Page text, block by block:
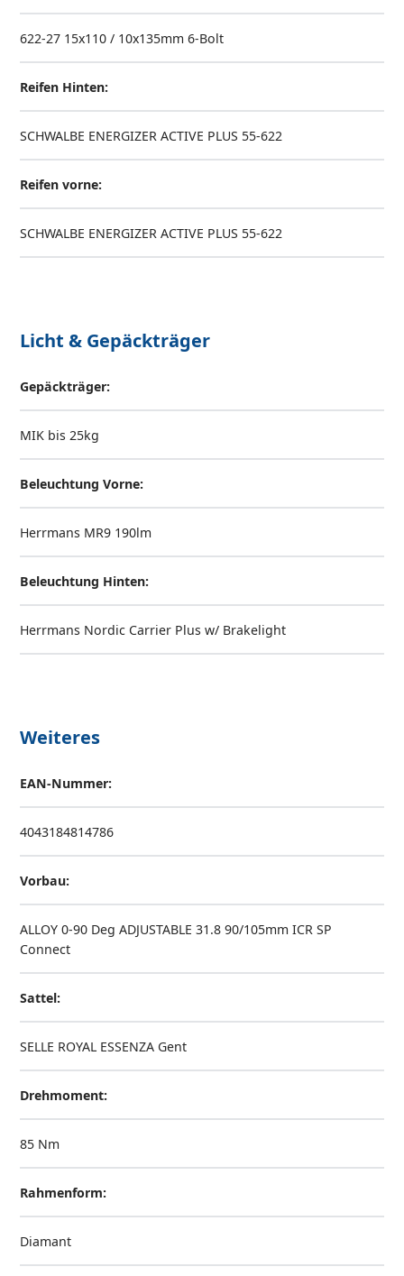
622-27 15x110 / 10x135mm 6-Bolt
Reifen Hinten:
SCHWALBE ENERGIZER ACTIVE PLUS 55-622
Reifen vorne:
SCHWALBE ENERGIZER ACTIVE PLUS 55-622
Licht & Gepäckträger
Gepäckträger:
MIK bis 25kg
Beleuchtung Vorne:
Herrmans MR9 190lm
Beleuchtung Hinten:
Herrmans Nordic Carrier Plus w/ Brakelight
Weiteres
EAN-Nummer:
4043184814786
Vorbau:
ALLOY 0-90 Deg ADJUSTABLE 31.8 90/105mm ICR SP
Connect
Sattel:
SELLE ROYAL ESSENZA Gent
Drehmoment:
85 Nm
Rahmenform:
Diamant